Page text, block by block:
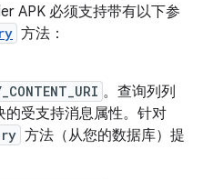
APK 必须支持带有以下参
方法：
。查询列列
受支持消息属性。针对
方法（从您的数据库）提